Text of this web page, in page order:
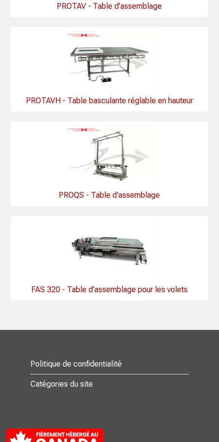
PROTAV - Table d'assemblage
PROTAVH - Table basculante réglable en hauteur
PROQS - Table d'assemblage
FAS 320 - Table d'assemblage pour les volets
Politique de confidentialité
Catégories du site